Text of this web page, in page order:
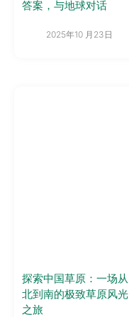
答案，与地球对话
2025年10 月23日
探索中国草原：一场从
北到南的极致草原风光
之旅